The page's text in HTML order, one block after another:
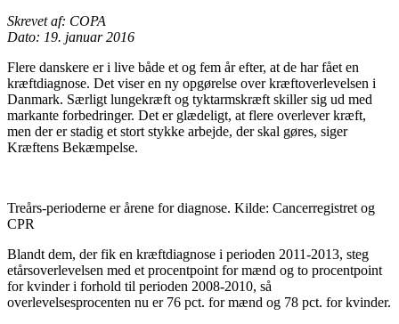
Skrevet af: COPA
Dato: 19. januar 2016
Flere danskere er i live både et og fem år efter, at de har fået en
kræftdiagnose. Det viser en ny opgørelse over kræftoverlevelsen i
Danmark. Særligt lungekræft og tyktarmskræft skiller sig ud med
markante forbedringer. Det er glædeligt, at flere overlever kræft,
men der er stadig et stort stykke arbejde, der skal gøres, siger
Kræftens Bekæmpelse.
Treårs-perioderne er årene for diagnose. Kilde: Cancerregistret og
CPR
Blandt dem, der fik en kræftdiagnose i perioden 2011-2013, steg
etårsoverlevelsen med et procentpoint for mænd og to procentpoint
for kvinder i forhold til perioden 2008-2010, så
overlevelsesprocenten nu er 76 pct. for mænd og 78 pct. for kvinder.